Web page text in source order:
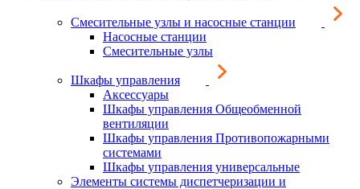
Смесительные узлы и насосные станции
Насосные станции
Смесительные узлы
Шкафы управления
Аксессуары
Шкафы управления Общеобменной
вентиляции
Шкафы управления Противопожарными
системами
Шкафы управления универсальные
Элементы системы диспетчеризации и